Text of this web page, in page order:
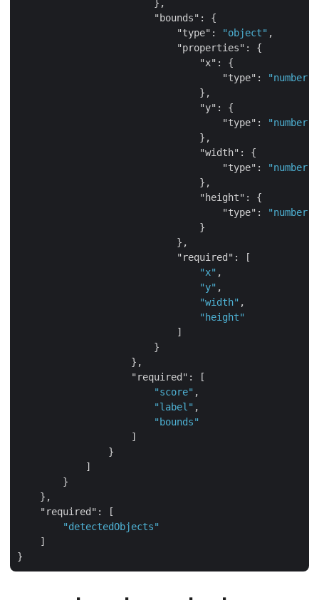
                        },
"bounds"
: {
"type"
: "object"
"properties"
: {
"x"
: {
"type"
:
                                },
"y"
: {
"type"
:
                                },
"width"
: {
"type"
:
                                },
"height"
: {
"type"
:
                                }
                            },
"required"
: [
"x"
"y"
"width"
"height"
                            ]
                        }
                    },
"required"
: [
"score"
"label"
"bounds"
                    ]
                }
            ]
        }
    },
"required"
: [
"detectedObjects"
    ]